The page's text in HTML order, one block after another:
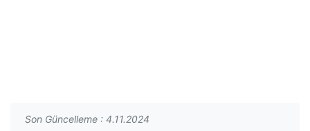
Son Güncelleme : 4.11.2024